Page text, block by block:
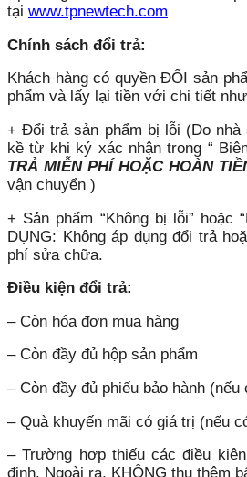
tại www.tpnewtech.com
Chính sách đổi trả:
Khách hàng có quyền ĐỔI sản
phẩm và lấy lại tiền với chi tiết
+ Đổi trả sản phẩm bị lỗi (Do
kề từ khi ký xác nhận trong “
TRẢ MIỄN PHÍ HOẶC HOÀN
vận chuyển )
+ Sản phẩm “Không bị lỗi” hoặc
DỤNG: Không áp dụng đổi trả
phí sửa chữa.
Điều kiện đổi trả:
– Còn hóa đơn mua hàng
– Còn đầy đủ hộp sản phẩm
– Còn đầy đủ phiếu bảo hành
– Quà khuyến mãi có giá trị (nếu
– Trường hợp thiếu các điều
định. Ngoài ra, KHÔNG thu thêm